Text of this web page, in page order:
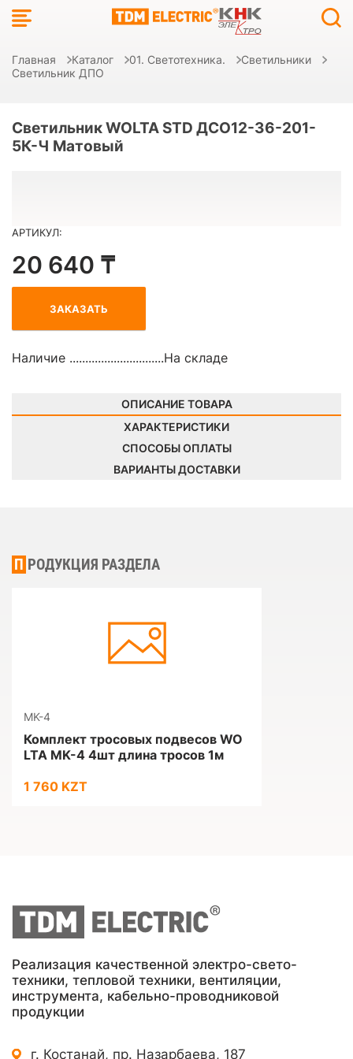
Главная Каталог 01. Светотехника.
Светильники
Светильник ДПО
Светильник WOLTA STD ДСО12-36-201-
5К-Ч Матовый
АРТИКУЛ:
20 640 ₸
ЗАКАЗАТЬ
Наличие ..............................На складе
ОПИСАНИЕ ТОВАРА
ХАРАКТЕРИСТИКИ
СПОСОБЫ ОПЛАТЫ
ВАРИАНТЫ ДОСТАВКИ
ПРОДУКЦИЯ РАЗДЕЛА
MK-4
Комплект тросовых подвесов WO
LTA MK-4 4шт длина тросов 1м
1 760 KZT
Реализация качественной электро-свето-
техники, тепловой техники, вентиляции,
инструмента, кабельно-проводниковой
продукции
г. Костанай, пр. Назарбаева, 187